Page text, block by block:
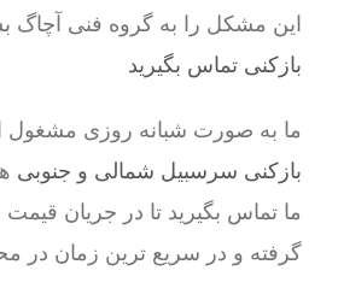
این مشکل را به گروه فنی آچاگ
بازکنی تماس بگیرید
ما به صورت شبانه روزی مشغول
بازکنی سرسبیل شمالی و جنوبی
ما تماس بگیرید تا در جریان
گرفته و در سریع ترین زمان در